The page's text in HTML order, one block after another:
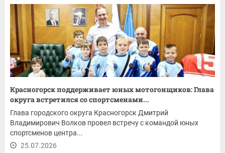
Красногорск поддерживает юных мотогонщиков: Глава
округа встретился со спортсменами...
Глава городского округа Красногорск Дмитрий
Владимирович Волков провел встречу с командой юных
спортсменов центра...
25.07.2026